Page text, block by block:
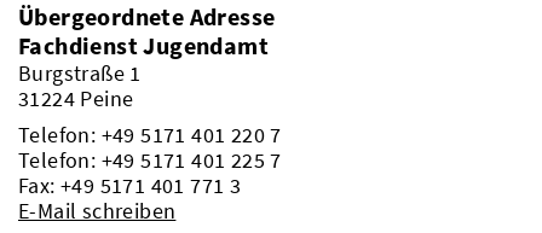
Übergeordnete Adresse
Fachdienst Jugendamt
Burgstraße 1
31224 Peine
Telefon: +49 5171 401 220 7
Telefon: +49 5171 401 225 7
Fax: +49 5171 401 771 3
E-Mail schreiben